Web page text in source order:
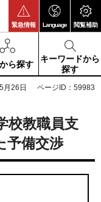
緊急情報 Language 閲覧補助
ら探す
キーワードから
探す
月26日 ページID：59983
校教職員支
予備交渉